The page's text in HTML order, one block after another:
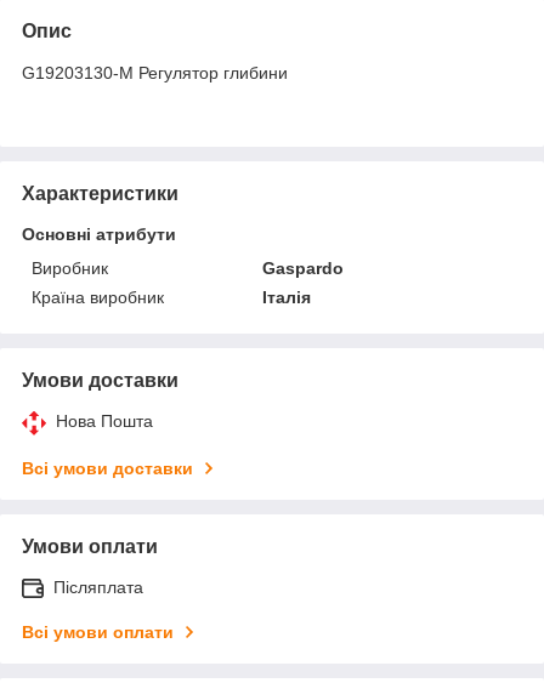
Опис
G19203130-M Регулятор глибини
Характеристики
Основні атрибути
Виробник
Gaspardo
Країна виробник
Італія
Умови доставки
Нова Пошта
Всі умови доставки
Умови оплати
Післяплата
Всі умови оплати